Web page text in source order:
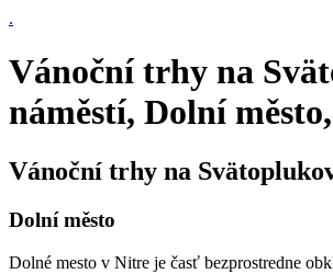
.
Vánoční trhy na
náměstí, Dolní
Vánoční trhy na
Dolní město
Dolné mesto v Nitre je časť bezprostredne